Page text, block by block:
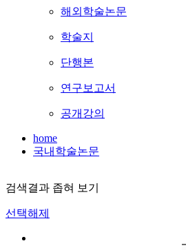
해외학술논문
학술지
단행본
연구보고서
공개강의
home
국내학술논문
검색결과 좁혀 보기
선택해제